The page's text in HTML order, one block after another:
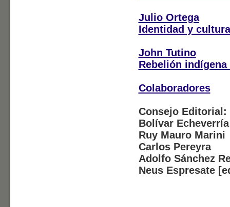
Julio Ortega
Identidad y
John Tutino
Rebelión indígena
Colaboradores
Consejo Editorial:
Bolívar Echeverría
Ruy Mauro Marini
Carlos Pereyra
Adolfo Sánchez
Neus Espresate